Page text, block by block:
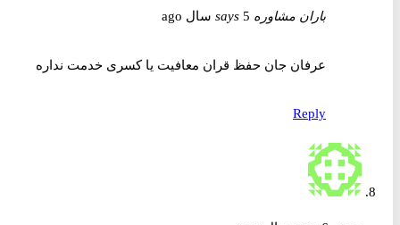
باران مشاوره says 5 سال ago
عرفان جان حفظ قران معافیت یا کسری خدمت نداره
Reply